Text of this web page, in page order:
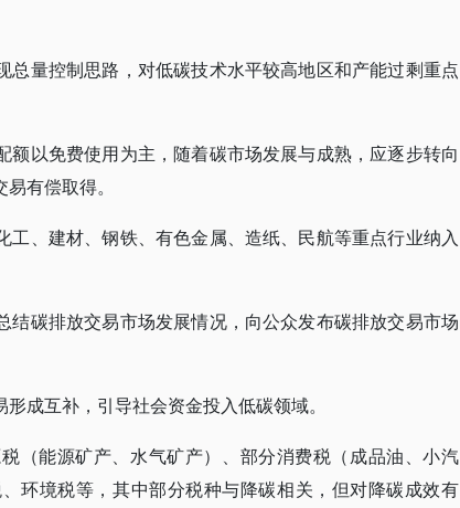
总量控制思路，对低碳技术水平较高地区和产能过剩重点
以免费使用为主，随着碳市场发展与成熟，应逐步转向
有偿取得。
、建材、钢铁、有色金属、造纸、民航等重点行业纳入
结碳排放交易市场发展情况，向公众发布碳排放交易市场
成互补，引导社会资金投入低碳领域。
（能源矿产、水气矿产）、部分消费税（成品油、小汽
环境税等，其中部分税种与降碳相关，但对降碳成效有